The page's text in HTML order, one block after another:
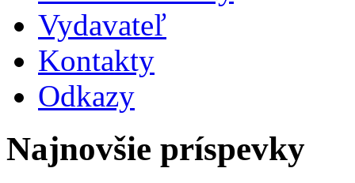
Vydavateľ
Kontakty
Odkazy
Najnovšie príspevky